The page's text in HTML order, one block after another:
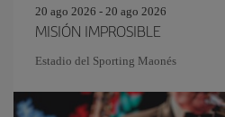
20 ago 2026 - 20 ago 2026
MISIÓN IMPROSIBLE
Estadio del Sporting Maonés